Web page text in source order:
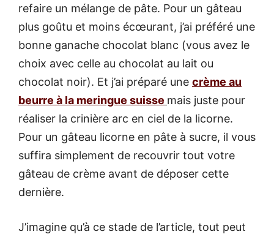
refaire un mélange de pâte. Pour un gâteau
plus goûtu et moins écœurant, j’ai préféré une
bonne ganache chocolat blanc (vous avez le
choix avec celle au chocolat au lait ou
chocolat noir). Et j’ai préparé une crème au
beurre à la meringue suisse mais juste pour
réaliser la crinière arc en ciel de la licorne.
Pour un gâteau licorne en pâte à sucre, il vous
suffira simplement de recouvrir tout votre
gâteau de crème avant de déposer cette
dernière.
J’imagine qu’à ce stade de l’article, tout peut